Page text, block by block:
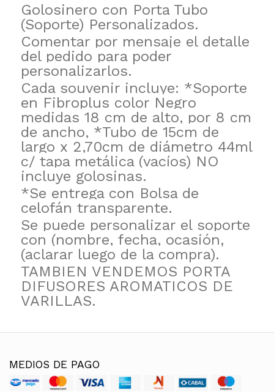
Golosinero con Porta Tubo
(Soporte) Personalizados.
Comentar por mensaje el detalle
del pedido para poder
personalizarlos.
Cada souvenir incluye: *Soporte
en Fibroplus color Negro
medidas 18 cm de alto, por 8 cm
de ancho, *Tubo de 15cm de
largo x 2,70cm de diámetro 44ml
c/ tapa metálica (vacíos) NO
incluye golosinas.
*Se entrega con Bolsa de
celofán transparente.
Se puede personalizar el soporte
con (nombre, fecha, ocasión,
(aclarar luego de la compra).
TAMBIEN VENDEMOS PORTA
DIFUSORES AROMATICOS DE
VARILLAS.
MEDIOS DE PAGO